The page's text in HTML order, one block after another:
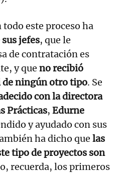
todo este proceso ha
jefes, que le
de contratación es
y que no recibió
ningún otro tipo. Se
con la directora
Prácticas, Edurne
y ayudado con sus
ha dicho que las
tipo de proyectos son
recuerda, los primeros